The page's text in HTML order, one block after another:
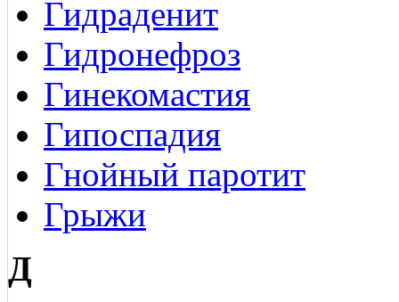
Гидраденит
Гидронефроз
Гинекомастия
Гипоспадия
Гнойный паротит
Грыжи
Д